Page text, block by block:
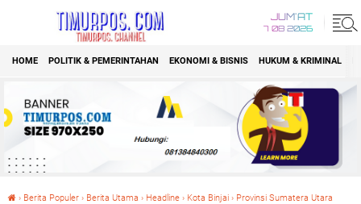
JUM'AT
7 08 2026
HOME POLITIK & PEMERINTAHAN EKONOMI & BISNIS HUKUM & KRIMINAL
› Berita Populer › Berita Utama › Headline › Kota Binjai › Provinsi Sumatera Utara